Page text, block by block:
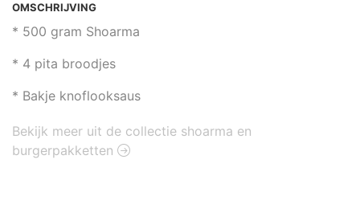
OMSCHRIJVING
* 500 gram Shoarma
* 4 pita broodjes
* Bakje knoflooksaus
Bekijk meer uit de collectie shoarma en
burgerpakketten